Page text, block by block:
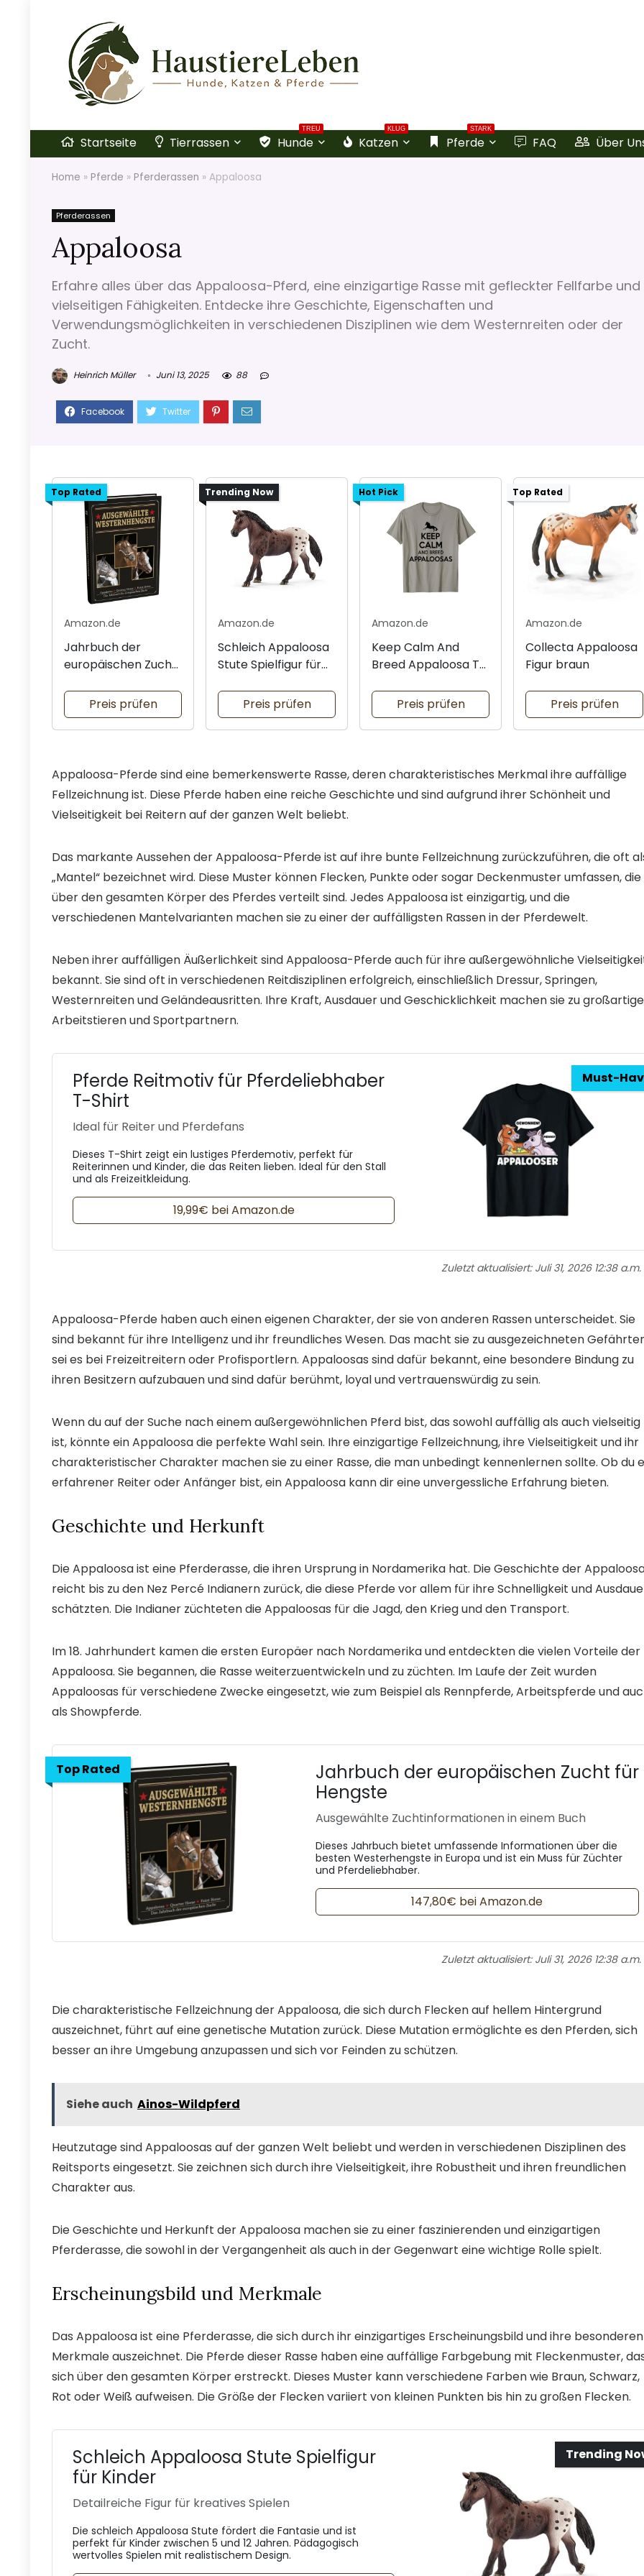
Startseite Tierrassen
TREU
Hunde
KLUG
Katzen
STARK
Pferde FAQ Über
Home » Pferde » Pferderassen » Appaloosa
Pferderassen
Appaloosa
Erfahre alles über das Appaloosa-Pferd, eine einzigartige Rasse mit gefleckter Fellfarbe und
vielseitigen Fähigkeiten. Entdecke ihre Geschichte, Eigenschaften und
Verwendungsmöglichkeiten in verschiedenen Disziplinen wie dem Westernreiten oder der
Zucht.
Heinrich Müller Juni 13, 2025 88
Top Rated
Amazon.de
Jahrbuch der
europäischen Zucht
Preis prüfen
Trending Now
Amazon.de
Schleich Appaloosa
Stute Spielfigur für
Preis prüfen
Hot Pick
Amazon.de
Keep Calm And
Breed Appaloosa T-
Preis prüfen
Top Rated
Amazon.de
Collecta Appaloosa
Figur braun
Preis prüfen
Appaloosa-Pferde sind eine bemerkenswerte Rasse, deren charakteristisches Merkmal ihre auffällige
Fellzeichnung ist. Diese Pferde haben eine reiche Geschichte und sind aufgrund ihrer Schönheit und
Vielseitigkeit bei Reitern auf der ganzen Welt beliebt.
Das markante Aussehen der Appaloosa-Pferde ist auf ihre bunte Fellzeichnung zurückzuführen, die oft
„Mantel“ bezeichnet wird. Diese Muster können Flecken, Punkte oder sogar Deckenmuster umfassen, die
über den gesamten Körper des Pferdes verteilt sind. Jedes Appaloosa ist einzigartig, und die
verschiedenen Mantelvarianten machen sie zu einer der auffälligsten Rassen in der Pferdewelt.
Neben ihrer auffälligen Äußerlichkeit sind Appaloosa-Pferde auch für ihre außergewöhnliche
bekannt. Sie sind oft in verschiedenen Reitdisziplinen erfolgreich, einschließlich Dressur, Springen,
Westernreiten und Geländeausritten. Ihre Kraft, Ausdauer und Geschicklichkeit machen sie zu
Arbeitstieren und Sportpartnern.
Must-
Pferde Reitmotiv für Pferdeliebhaber
T-Shirt
Ideal für Reiter und Pferdefans
Dieses T-Shirt zeigt ein lustiges Pferdemotiv, perfekt für
Reiterinnen und Kinder, die das Reiten lieben. Ideal für den Stall
und als Freizeitkleidung.
19,99€ bei Amazon.de
Zuletzt aktualisiert: Juli 31, 2026 12:38 a.m.
Appaloosa-Pferde haben auch einen eigenen Charakter, der sie von anderen Rassen unterscheidet. Sie
sind bekannt für ihre Intelligenz und ihr freundliches Wesen. Das macht sie zu ausgezeichneten
sei es bei Freizeitreitern oder Profisportlern. Appaloosas sind dafür bekannt, eine besondere Bindung zu
ihren Besitzern aufzubauen und sind dafür berühmt, loyal und vertrauenswürdig zu sein.
Wenn du auf der Suche nach einem außergewöhnlichen Pferd bist, das sowohl auffällig als auch vielseitig
ist, könnte ein Appaloosa die perfekte Wahl sein. Ihre einzigartige Fellzeichnung, ihre Vielseitigkeit und ihr
charakteristischer Charakter machen sie zu einer Rasse, die man unbedingt kennenlernen sollte. Ob du
erfahrener Reiter oder Anfänger bist, ein Appaloosa kann dir eine unvergessliche Erfahrung bieten.
Geschichte und Herkunft
Die Appaloosa ist eine Pferderasse, die ihren Ursprung in Nordamerika hat. Die Geschichte der
reicht bis zu den Nez Percé Indianern zurück, die diese Pferde vor allem für ihre Schnelligkeit und
schätzten. Die Indianer züchteten die Appaloosas für die Jagd, den Krieg und den Transport.
Im 18. Jahrhundert kamen die ersten Europäer nach Nordamerika und entdeckten die vielen Vorteile der
Appaloosa. Sie begannen, die Rasse weiterzuentwickeln und zu züchten. Im Laufe der Zeit wurden
Appaloosas für verschiedene Zwecke eingesetzt, wie zum Beispiel als Rennpferde, Arbeitspferde und
als Showpferde.
Top Rated
Jahrbuch der europäischen Zucht für
Hengste
Ausgewählte Zuchtinformationen in einem Buch
Dieses Jahrbuch bietet umfassende Informationen über die
besten Westerhengste in Europa und ist ein Muss für Züchter
und Pferdeliebhaber.
147,80€ bei Amazon.de
Zuletzt aktualisiert: Juli 31, 2026 12:38 a.m.
Die charakteristische Fellzeichnung der Appaloosa, die sich durch Flecken auf hellem Hintergrund
auszeichnet, führt auf eine genetische Mutation zurück. Diese Mutation ermöglichte es den Pferden, sich
besser an ihre Umgebung anzupassen und sich vor Feinden zu schützen.
Siehe auch Ainos-Wildpferd
Heutzutage sind Appaloosas auf der ganzen Welt beliebt und werden in verschiedenen Disziplinen des
Reitsports eingesetzt. Sie zeichnen sich durch ihre Vielseitigkeit, ihre Robustheit und ihren freundlichen
Charakter aus.
Die Geschichte und Herkunft der Appaloosa machen sie zu einer faszinierenden und einzigartigen
Pferderasse, die sowohl in der Vergangenheit als auch in der Gegenwart eine wichtige Rolle spielt.
Erscheinungsbild und Merkmale
Das Appaloosa ist eine Pferderasse, die sich durch ihr einzigartiges Erscheinungsbild und ihre besonderen
Merkmale auszeichnet. Die Pferde dieser Rasse haben eine auffällige Farbgebung mit Fleckenmuster,
sich über den gesamten Körper erstreckt. Dieses Muster kann verschiedene Farben wie Braun, Schwarz,
Rot oder Weiß aufweisen. Die Größe der Flecken variiert von kleinen Punkten bis hin zu großen Flecken.
Trending
Schleich Appaloosa Stute Spielfigur
für Kinder
Detailreiche Figur für kreatives Spielen
Die schleich Appaloosa Stute fördert die Fantasie und ist
perfekt für Kinder zwischen 5 und 12 Jahren. Pädagogisch
wertvolles Spielen mit realistischem Design.